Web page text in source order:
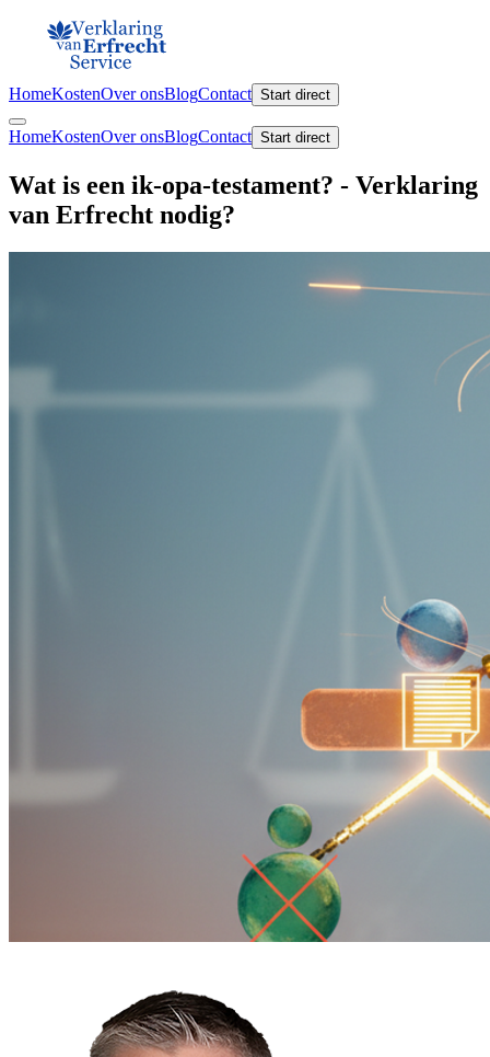
HomeKostenOver onsBlogContact Start direct
HomeKostenOver onsBlogContact Start direct
Wat is een ik-opa-testament? - Verklaring
van Erfrecht nodig?